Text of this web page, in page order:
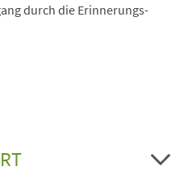
durch die Erinnerungs-